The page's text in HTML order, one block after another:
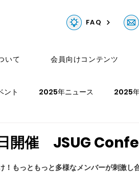
FAQ
いて 会員向けコンテンツ
ント 2025年ニュース 2025
ト
開催 JSUG
！もっともっと多様なメンバーが刺激し